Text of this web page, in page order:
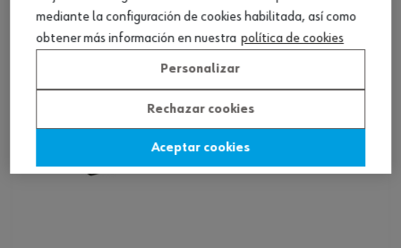
mediante la configuración de cookies habilitada, así como
obtener más información en nuestra política de cookies
Personalizar
Rechazar cookies
Aceptar cookies